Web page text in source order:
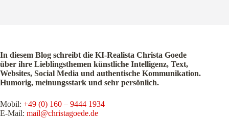
In diesem Blog schreibt die KI-Realista Christa Goede
über ihre Lieblingsthemen künstliche Intelligenz, Text,
Websites, Social Media und authentische Kommunikation.
Humorig, meinungsstark und sehr persönlich.
Mobil: +49 (0) 160 – 9444 1934
E-Mail: mail@christagoede.de